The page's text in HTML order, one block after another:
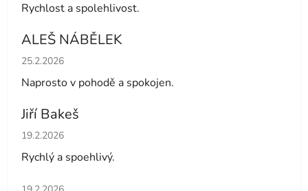
Rychlost a spolehlivost.
ALEŠ NÁBĚLEK
Hodnocení obchodu je 5 z 5 hvězdiček.
25.2.2026
Naprosto v pohodě a spokojen.
Jiří Bakeš
Hodnocení obchodu je 5 z 5 hvězdiček.
19.2.2026
Rychlý a spoehlivý.
Hodnocení obchodu je 5 z 5 hvězdiček.